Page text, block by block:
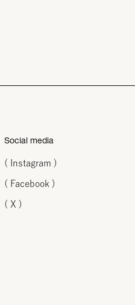
Social media
( Instagram )
( Facebook )
( X )